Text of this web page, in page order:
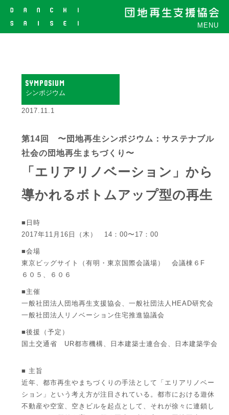
MENU
SYMPOSIUM
シンポジウム
2017.11.1
第14回 〜団地再生シンポジウム：サステナブル
社会の団地再生まちづくり〜
「エリアリノベーション」から
導かれるボトムアップ型の再生
■日時
2017年11月16日（木） 14：00〜17：00
■会場
東京ビッグサイト（有明・東京国際会議場） 会議棟６F
６０５、６０６
■主催
一般社団法人団地再生支援協会、一般社団法人HEAD研究会
一般社団法人リノベーション住宅推進協議会
■後援（予定）
国土交通省 UR都市機構、日本建築士連合会、日本建築学会
■ 主旨
近年、都市再生やまちづくりの手法として「エリアリノベー
ション」という考え方が注目されている。都市における遊休
不動産や空室、空きビルを起点として、それが徐々に連鎖し